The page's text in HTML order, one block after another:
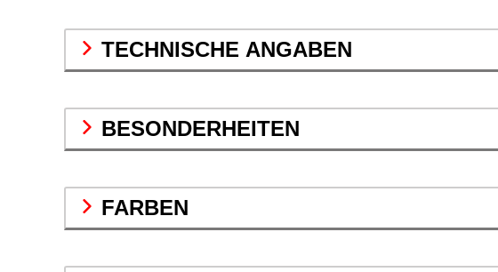
TECHNISCHE ANGABEN
BESONDERHEITEN
FARBEN